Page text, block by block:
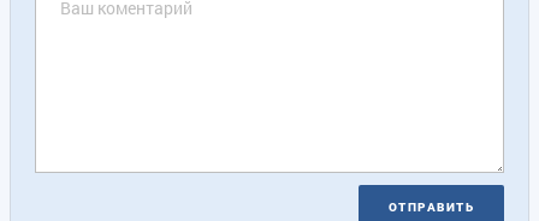
ОТПРАВИТЬ